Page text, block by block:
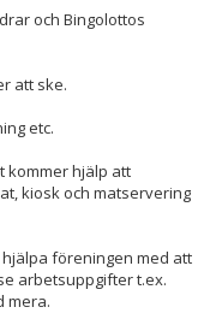
och Bingolottos
att ske.
etc.
kommer hjälp att
kiosk och matservering
föreningen med att
arbetsuppgifter t.ex.
mera.